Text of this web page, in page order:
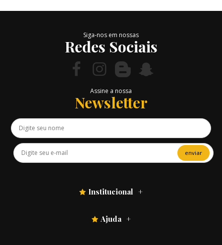
Siga-nos em nossas
Redes Sociais
Assine a nossa
Newsletter
enviar
Institucional
Ajuda